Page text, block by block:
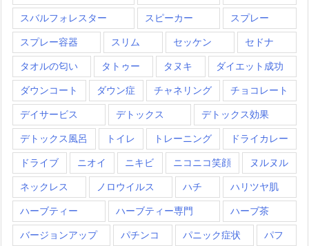
スバルフォレスター スピーカー スプレー
スプレー容器 スリム セッケン セドナ
タオルの匂い タトゥー タヌキ ダイエット成功
ダウンコート ダウン症 チャネリング チョコレート
デイサービス デトックス デトックス効果
デトックス風呂 トイレ トレーニング ドライカレー
ドライブ ニオイ ニキビ ニコニコ笑顔 ヌルヌル
ネックレス ノロウイルス ハチ ハリツヤ肌
ハーブティー ハーブティー専門 ハーブ茶
バージョンアップ パチンコ パニック症状 パフ